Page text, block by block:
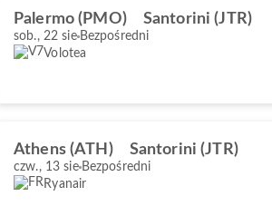
Palermo (PMO) Santorini (JTR)
sob., 22 sie Bezpośredni
Volotea
Athens (ATH) Santorini (JTR)
czw., 13 sie Bezpośredni
Ryanair